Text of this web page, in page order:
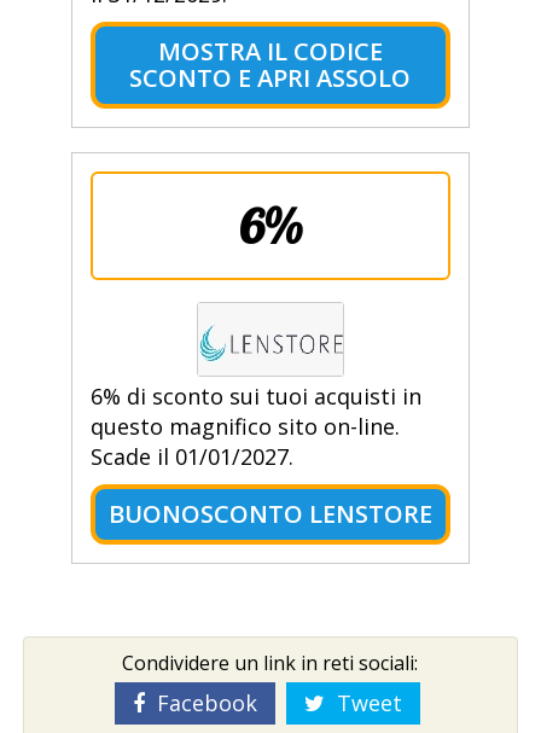
MOSTRA IL CODICE
SCONTO E APRI ASSOLO
6%
6% di sconto sui tuoi acquisti in
questo magnifico sito on-line.
Scade il 01/01/2027.
BUONOSCONTO LENSTORE
Condividere un link in reti sociali:
Facebook
Tweet